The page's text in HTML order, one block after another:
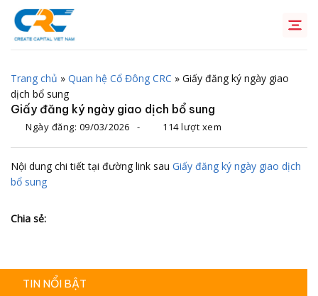
Chuyển
đến
dung
Trang chủ » Quan hệ Cổ Đông CRC » Giấy đăng ký ngày giao
dịch bổ sung
Giấy đăng ký ngày giao dịch bổ sung
Ngày đăng: 09/03/2026 - 114 lượt xem
Nội dung chi tiết tại đường link sau Giấy đăng ký ngày giao dịch
bổ sung
Chia sẻ:
TIN NỔI BẬT